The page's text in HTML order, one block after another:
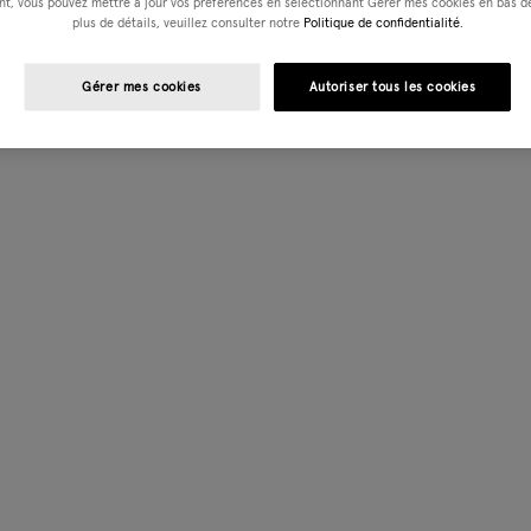
vous pouvez mettre à jour vos préférences en sélectionnant Gérer mes cookies en bas
plus de détails, veuillez consulter notre Politique de confidentialité.
Gérer mes cookies Autoriser tous les cookies